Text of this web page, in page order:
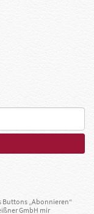
Buttons „Abonnieren“
GmbH mir